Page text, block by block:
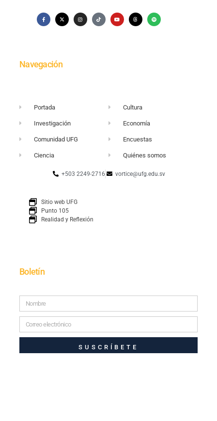
Navegación
Portada
Investigación
Comunidad UFG
Ciencia
Cultura
Economía
Encuestas
Quiénes somos
+503 2249-2716 vortice@ufg.edu.sv
Sitio web UFG
Punto 105
Realidad y Reflexión
Boletín
SUSCRÍBETE